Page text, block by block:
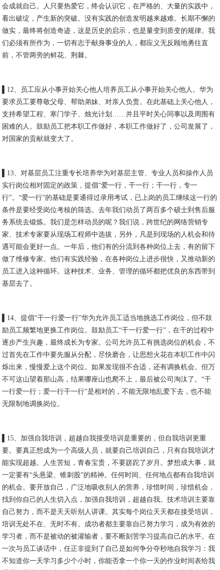
会成就自己。人只要热爱它，终会认识它，在严格的、大量的实践中，
看出破绽，产生新的突破。没有实践的创造发明越来越难。长期不懈的
做实，最终将创造奇迹，这是历史的启示，也是量变到质变的规律。我
们必须有所作为，一切有志于献身事业的人，都应义无反顾地勇往直
前，不管两旁的鲜花、荆棘。
▌12、员工应从小事开始关心他人培养员工从小事开始关心他人。华为
要求员工要尊敬父母、帮助弟妹、对亲人负责。在此基础上关心他人，
支持希望工程、寒门学子、烛光计划……并且平时关心同事以及周围有
困难的人。鼓励员工把本职工作做好，本职工作做好了，公司发展了，
对国家的贡献就变大了。
▌13、对基层员工注重专长培养华为对基层主管、专业人员和操作人员
实行岗位相对固定的政策，提倡“爱一行，干一行；干一行，专一
行”。“爱一行”的基础是要通得过录用考试，已上岗的员工继续这一行的
条件是要经受岗位考核的筛选。去年我们动员了两百多个硕士到售后服
务系统去锻炼。我们是怎样动员的呢？我们说，跨世纪的网络营销专
家、技术专家要从现场工程师中选拔，另外，凡是到现场的人机会和待
遇可能会更好一点。一年后，他们有的分流到各种岗位上去，有的留下
做了维修专家。他们有实践经验，在各种岗位上进步很快，又推动新的
员工进入这种循环。这种技术、业务、管理的循环都把优良的东西带到
基层去了。
▌14、提倡“干一行爱一行”华为允许员工适当地挑选工作岗位，但不鼓
励员工频繁地更换工作岗位。鼓励员工“干一行爱一行”，在干的过程中
逐步产生兴趣，最终成长为专家。公司允许员工有挑选岗位的机会，不
过首先在工作中要先服从分配，尽快磨合，让思想火花在本职工作中闪
烁出来，慢慢爱上这个岗位。如果发现很不合适，还有调换机会。但万
不可这山望着那山高，结果哪座山也爬不上，最后被公司淘汰了。“干
一行爱一行；爱一行干一行”是相对的，不能无限地乱爱下去，也不能
无限制地调换岗位。
▌15、加强自我培训，超越自我接受培训是重要的，但自我培训更重
要。要真正想成为一个高级人员，就要自己培训自己，只有自我培训才
能实现超越。人生苦短，青春宝贵，不要蹉跎了岁月。梦想成大事，就
一定要有“头悬梁、锥刺股”的精神。任何时间、任何地点都有自我培训
的机会。要开放自己，广泛地吸收别人的营养，珍惜时间，珍惜机会，
找到你自己的人生切入点，加强自我培训，超越自我。技术培训主要靠
自己努力，而不是天天听别人讲课。其实每个岗位天天都在接受培训，
培训无处不在、无时不有。成功者都主要靠自己努力学习，成为有效的
学习者，而不是被动的被灌输者，要不断刻苦学习提高自己的水平。在
一次与员工谈话中，任正非提到了自己是如何争分夺秒地自我学习：我
不知道你一天学习多少个小时，你能否拿一个你一天的作业时间表给我